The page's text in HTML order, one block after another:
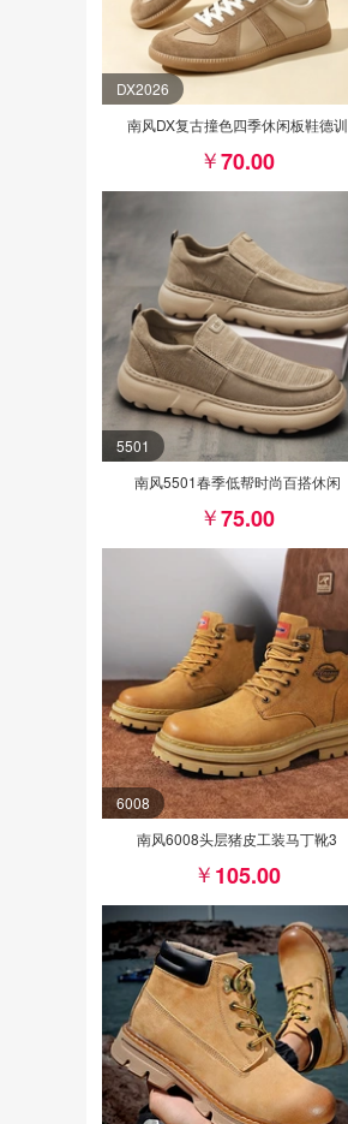
DX2026
南风DX复古撞色四季休闲板鞋德训
70.00
5501
南风5501春季低帮时尚百搭休闲
75.00
6008
南风6008头层猪皮工装马丁靴3
105.00